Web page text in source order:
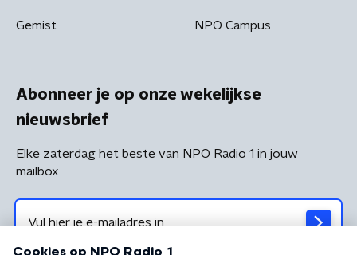
Gemist NPO Campus
Abonneer je op onze wekelijkse
nieuwsbrief
Elke zaterdag het beste van NPO Radio 1 in jouw
mailbox